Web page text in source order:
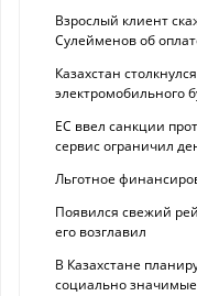
Взрослый клиент
Сулейменов об
Казахстан
электромобильного
ЕС ввел санкции
сервис ограничил
Льготное
Появился свежий
его возглавил
В Казахстане
социально